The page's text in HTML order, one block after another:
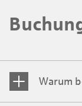
Warum